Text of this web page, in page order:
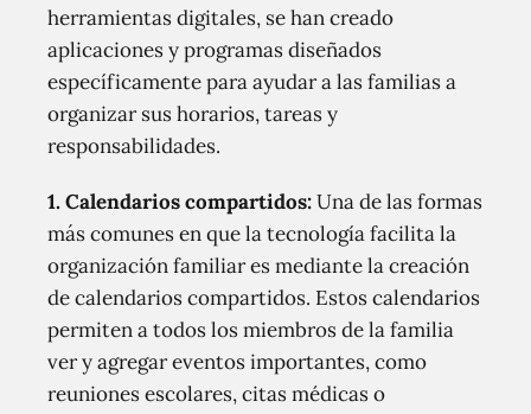
herramientas digitales, se han creado
aplicaciones y programas diseñados
específicamente para ayudar a las familias a
organizar sus horarios, tareas y
responsabilidades.
1. Calendarios compartidos:Una de las formas
más comunes en que la tecnología facilita la
organización familiar es mediante la creación
de calendarios compartidos. Estos calendarios
permiten a todos los miembros de la familia
ver y agregar eventos importantes, como
reuniones escolares, citas médicas o